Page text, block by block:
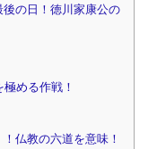
の日！徳川家康公の
める作戦！
仏教の六道を意味！